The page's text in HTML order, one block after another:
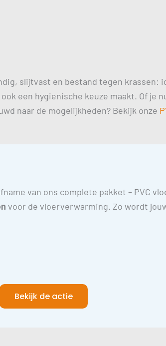
slijtvast en bestand tegen krassen:
een hygienische keuze maakt. Of je
naar de mogelijkheden? Bekijk onze
van ons complete pakket – PVC
voor de vloerverwarming. Zo wordt
Bekijk de actie